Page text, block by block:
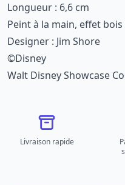
Longueur : 6,6 cm
Peint à la main, effet bois
Designer : Jim Shore
©Disney
Walt Disney Showcase
Livraison rapide